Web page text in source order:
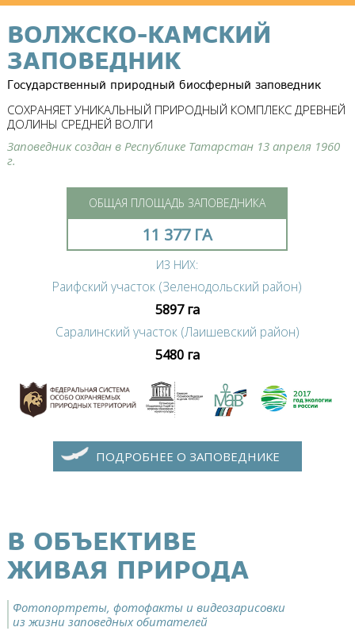
ВОЛЖСКО-КАМСКИЙ
ЗАПОВЕДНИК
Государственный природный биосферный заповедник
СОХРАНЯЕТ УНИКАЛЬНЫЙ ПРИРОДНЫЙ КОМПЛЕКС ДРЕВНЕЙ
ДОЛИНЫ СРЕДНЕЙ ВОЛГИ
Заповедник создан в Республике Татарстан 13 апреля 1960
г.
ОБЩАЯ ПЛОЩАДЬ ЗАПОВЕДНИКА
11 377 ГА
ИЗ НИХ:
Раифский участок (Зеленодольский район)
5897 га
Саралинский участок (Лаишевский район)
5480 га
ПОДРОБНЕЕ О ЗАПОВЕДНИКЕ
В ОБЪЕКТИВЕ
ЖИВАЯ ПРИРОДА
Фотопортреты, фотофакты и видеозарисовки
из жизни заповедных обитателей